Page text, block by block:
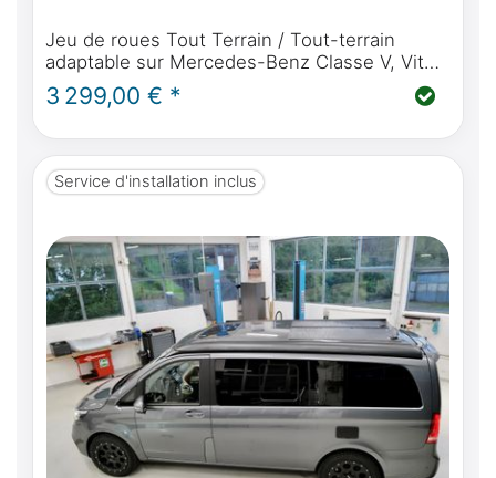
Jeu de roues Tout Terrain / Tout-terrain
adaptable sur Mercedes-Benz Classe V, Vito,
Marco Polo, Horizon, Activity - Delta 4x4
Klassik B 18" / 235 /55/R18
3 299,00 € *
Service d'installation inclus